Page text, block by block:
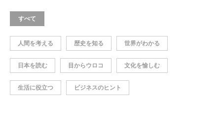
すべて
人間を考える 歴史を知る 世界がわかる
日本を読む 目からウロコ 文化を愉しむ
生活に役立つ ビジネスのヒント